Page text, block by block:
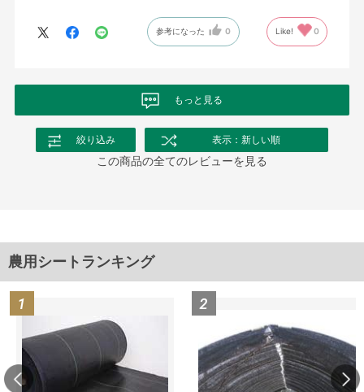
参考になった 0 Like! 0
もっと見る
絞り込み 表示：新しい順
この商品の全てのレビューを見る
農用シートランキング